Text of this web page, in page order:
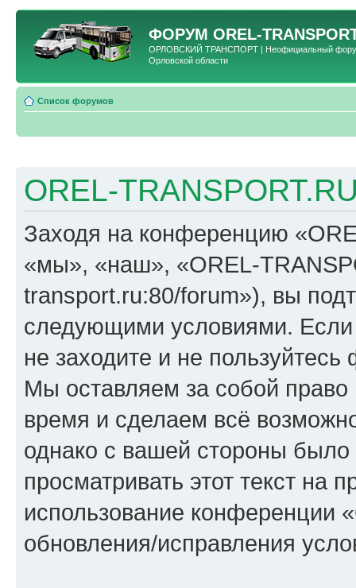
ФОРУМ OREL-
ОРЛОВСКИЙ ТРАНСПОРТ | Неофициальный форум
Орловской области
Список форумов
OREL-
Заходя на конференцию
«мы», «наш», «OREL-
transport.ru:80/forum»), вы
следующими условиями.
не заходите и не
Мы оставляем за собой
время и сделаем всё
однако с вашей стороны
просматривать этот текст на
использование конференции
обновления/исправления